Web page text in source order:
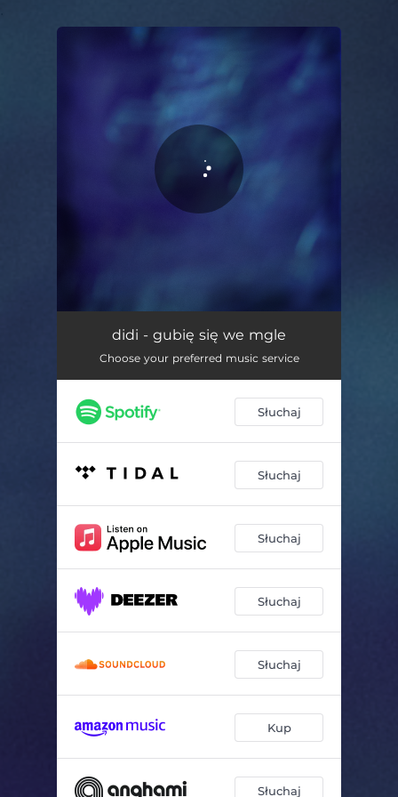
gubię się we mgle
didi - gubię się we mgle
Choose your preferred music service
Słuchaj
Słuchaj
Słuchaj
Słuchaj
Słuchaj
Kup
Słuchaj